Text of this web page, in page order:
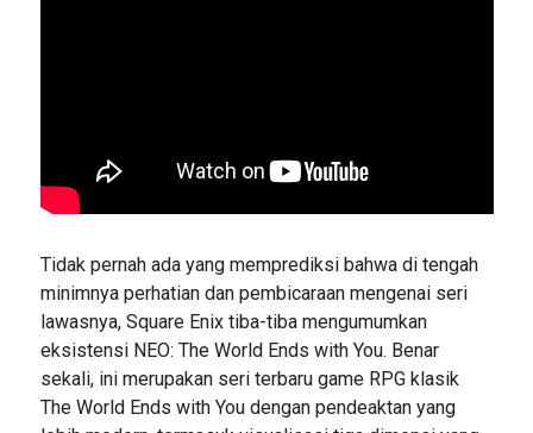
Tidak pernah ada yang memprediksi bahwa di tengah
minimnya perhatian dan pembicaraan mengenai seri
lawasnya, Square Enix tiba-tiba mengumumkan
eksistensi NEO: The World Ends with You. Benar
sekali, ini merupakan seri terbaru game RPG klasik
The World Ends with You dengan pendeaktan yang